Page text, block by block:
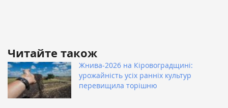
Читайте також
Жнива-2026 на Кіровоградщині:
урожайність усіх ранніх культур
перевищила торішню